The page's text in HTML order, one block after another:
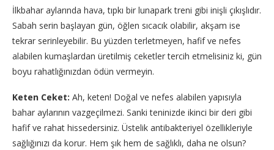
İlkbahar aylarında hava, tıpkı bir lunapark treni gibi inişli çıkışlıdır.
Sabah serin başlayan gün, öğlen sıcacık olabilir, akşam ise
tekrar serinleyebilir. Bu yüzden terletmeyen, hafif ve nefes
alabilen kumaşlardan üretilmiş ceketler tercih etmelisiniz ki, gün
boyu rahatlığınızdan ödün vermeyin.
Keten Ceket: Ah, keten! Doğal ve nefes alabilen yapısıyla
bahar aylarının vazgeçilmezi. Sanki teninizde ikinci bir deri gibi
hafif ve rahat hissedersiniz. Üstelik antibakteriyel özellikleriyle
sağlığınızı da korur. Hem şık hem de sağlıklı, daha ne olsun?